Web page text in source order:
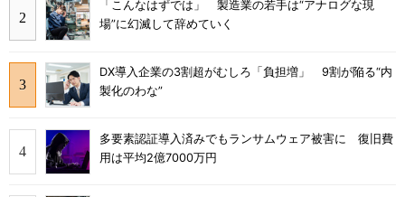
「こんなはずでは」 製造業の若手は“アナログな現
場”に幻滅して辞めていく
DX導入企業の3割超がむしろ「負担増」 9割が陥る“内
製化のわな”
多要素認証導入済みでもランサムウェア被害に 復旧費
用は平均2億7000万円